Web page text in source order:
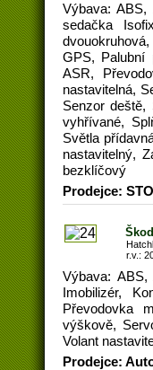
Výbava: ABS,
sedačka
GPS, Palubní
ASR,
nastavitelná,
Senzor
vyhřívané,
Světla
nastavitelný,
bezklíčový
Prodejce:
r.v.:
Výbava:
Imobilizér,
Převodovka
výškově,
Volant
Prodejce: